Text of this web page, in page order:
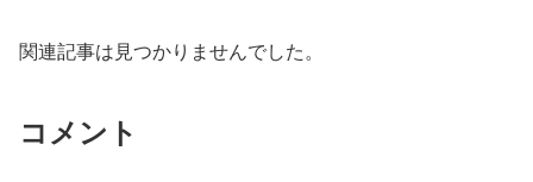
関連記事は見つかりませんでした。
コメント